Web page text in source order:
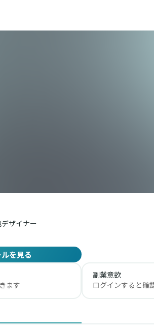
ザイナー
を見る
ます
副業意欲
ログインすると確